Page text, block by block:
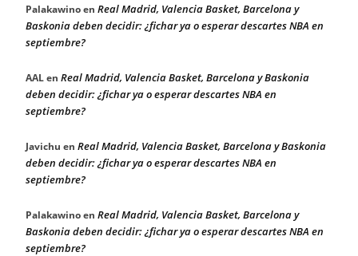
Palakawinoen Real Madrid, Valencia Basket, Barcelona y
Baskonia deben decidir: ¿fichar ya o esperar descartes NBA en
septiembre?
AALen Real Madrid, Valencia Basket, Barcelona y Baskonia
deben decidir: ¿fichar ya o esperar descartes NBA en
septiembre?
Javichu en Real Madrid, Valencia Basket, Barcelona y Baskonia
deben decidir: ¿fichar ya o esperar descartes NBA en
septiembre?
Palakawinoen Real Madrid, Valencia Basket, Barcelona y
Baskonia deben decidir: ¿fichar ya o esperar descartes NBA en
septiembre?